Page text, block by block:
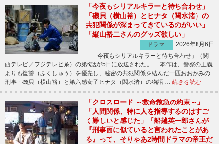
「今夜もシリアルキラーと待ち合わせ」
「磯貝（横山裕）とヒナタ（関水渚）の
共犯関係が深まってきているのがいい」
「縦山裕二さんのグッズ欲しい」
ドラマ
2026年8月6日
「今夜もシリアルキラーと待ち合わせ」（関
西テレビ／フジテレビ系）の第6話が5日に放送された。 本作は、警察の正義
よりも復讐（ふくしゅう）を優先し、秘密の共犯関係を結んだ一匹おおかみの
刑事・磯貝（横山裕）と第六感女子ヒナタ（関水渚）の物語 … 続きを読む
「クロスロード ～救命救急の約束～」
「人間関係、特に人を指導するのはすご
く難しいと感じた」「船越英一郎さんが
『刑事面に似ていると言われたことがあ
る』って、そりゃあ2時間ドラマの帝王だ